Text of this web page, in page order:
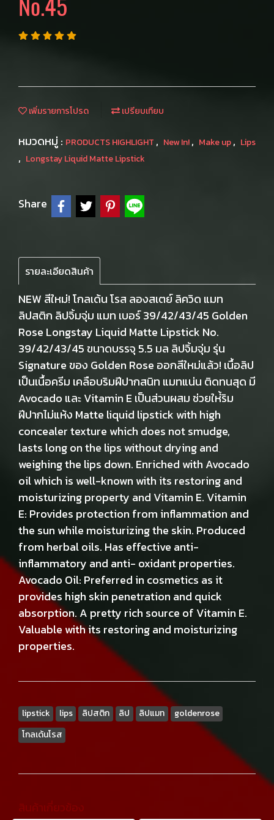
No.45
เพิ่มรายการโปรด เปรียบเทียบ
หมวดหมู่ : PRODUCTS HIGHLIGHT , New In!, Make up, Lips
, Longstay Liquid Matte Lipstick
Share
รายละเอียดสินค้า
NEW สีใหม่! โกลเด้น โรส ลองสเตย์ ลิควิด แมท
ลิปสติก ลิปจิ้มจุ่ม แมท เบอร์ 39/42/43/45 Golden
Rose Longstay Liquid Matte Lipstick No.
39/42/43/45 ขนาดบรรจุ 5.5 มล ลิปจิ้มจุ่ม รุ่น
Signature ของ Golden Rose ออกสีใหม่แล้ว! เนื้อลิป
เป็นเนื้อครีม เคลือบริมฝีปากสนิท แมทแน่น ติดทนสุด มี
Avocado และ Vitamin E เป็นส่วนผสม ช่วยให่้ริม
ฝีปากไม่แห้ง Matte liquid lipstick with high
concealer texture which does not smudge,
lasts long on the lips without drying and
weighing the lips down. Enriched with Avocado
oil which is well-known with its restoring and
moisturizing property and Vitamin E. Vitamin
E: Provides protection from inflammation and
the sun while moisturizing the skin. Produced
from herbal oils. Has effective anti-
inflammatory and anti- oxidant properties.
Avocado Oil: Preferred in cosmetics as it
provides high skin penetration and quick
absorption. A pretty rich source of Vitamin E.
Valuable with its restoring and moisturizing
properties.
lipstick lips ลิปสติก ลิป ลิปแมท
goldenrose
โกลเด้นโรส
สินค้าเกี่ยวข้อง